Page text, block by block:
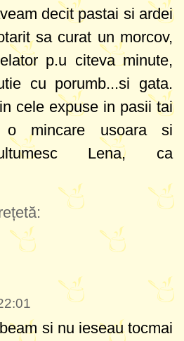
decit pastai si ardei
sa curat un morcov,
p.u citeva minute,
cu porumb...si gata.
cele expuse in pasii tai
mincare usoara si
Lena, ca
si nu ieseau tocmai